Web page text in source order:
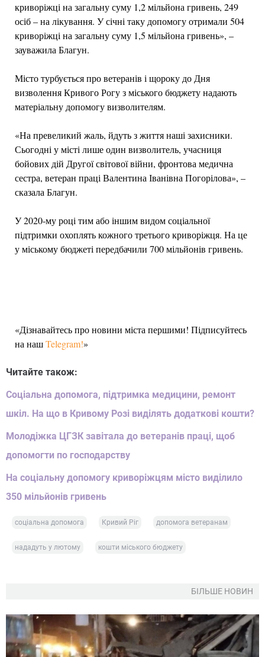
криворіжці на загальну суму 1,2 мільйона гривень, 249
осіб – на лікування. У січні таку допомогу отримали 504
криворіжці на загальну суму 1,5 мільйона гривень», –
зауважила Благун.
Місто турбується про ветеранів і щороку до Дня
визволення Кривого Рогу з міського бюджету надають
матеріальну допомогу визволителям.
«На превеликий жаль, йдуть з життя наші захисники.
Сьогодні у місті лише один визволитель, учасниця
бойових дій Другої світової війни, фронтова медична
сестра, ветеран праці Валентина Іванівна Погорілова», –
сказала Благун.
У 2020-му році тим або іншим видом соціальної
підтримки охоплять кожного третього криворіжця. На це
у міському бюджеті передбачили 700 мільйонів гривень.
«Дізнавайтесь про новини міста першими! Підписуйтесь
на нашTelegram!»
Читайте також:
Соціальна допомога, підтримка медицини, ремонт
шкіл. На що в Кривому Розі виділять додаткові кошти?
Молодіжка ЦГЗК завітала до ветеранів праці, щоб
допомогти по господарству
На соціальну допомогу криворіжцям місто виділило
350 мільйонів гривень
соціальна допомога Кривий Ріг допомога ветеранам
нададуть у лютому кошти міського бюджету
БІЛЬШЕ НОВИН